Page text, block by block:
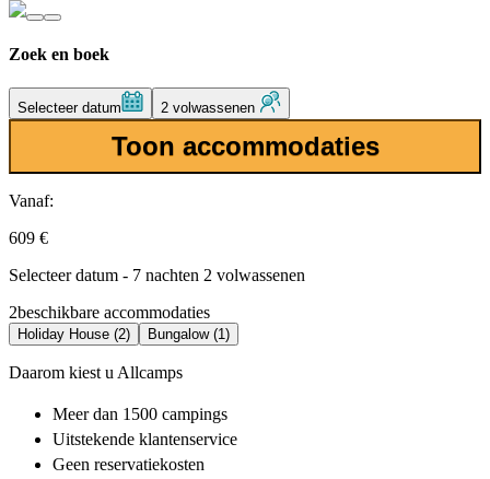
Zoek en boek
Selecteer datum 2 volwassenen
Toon accommodaties
Vanaf:
609 €
Selecteer datum - 7 nachten 2 volwassenen
2beschikbare accommodaties
Holiday House (2) Bungalow (1)
Daarom kiest u Allcamps
Meer dan 1500 campings
Uitstekende klantenservice
Geen reservatiekosten